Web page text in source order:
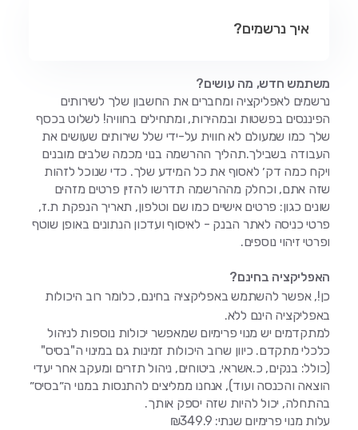
איך נרשמים?
משתמש חדש, מה עושים?
נרשמים לאפליקציה ומחברים את החשבון שלך לשירותים
הפיננסים בפשטות ובמהירות, ומתחילים בחוויה! לשלוט בכסף
שלך כמו שמעולם לא חווית על-ידי שלל שירותים שעושים את
העבודה בשבילך.תהליך ההרשמה בנוי מכמה שלבים מובנים
ויקח כמה דק׳ לאסוף את כל המידע שלך. כדי שנוכל לזהות
שזה אתם, וכחלק מההרשמה תדרשו להזין פרטים מזהים
שונים כגון: פרטים אישיים כמו שם וטלפון, תאריך הנפקת ת.ז,
פרטי כניסה לאתר הבנק - לאיסוף ועדכון הנתונים באופן שוטף
ופרטי זיהוי נוספים.
האפליקציה בחינם?
כן!, אפשר להשתמש באפליקציה בחינם, כלומר רוב היכולות
באפליקציה הינם ללא.
למתקדמים יש מנוי פרימיום שמאפשר יכולות נוספות לניהול
כלכלי מתקדם. כיוון שרוב היכולות זמינות גם במינוי ה"בסיס"
(כולל: בנקים, כ.אשראי, ביטוחים, ניהול תזרים ומעקב אחר יעדי
הוצאה והכנסה ועוד), אנחנו ממליצים להתנסות במנוי ה״בסיס״
בהתחלה, יכול להיות שזה יספק אותך.
עלות מנוי פרימיום שנתי: ₪349.9